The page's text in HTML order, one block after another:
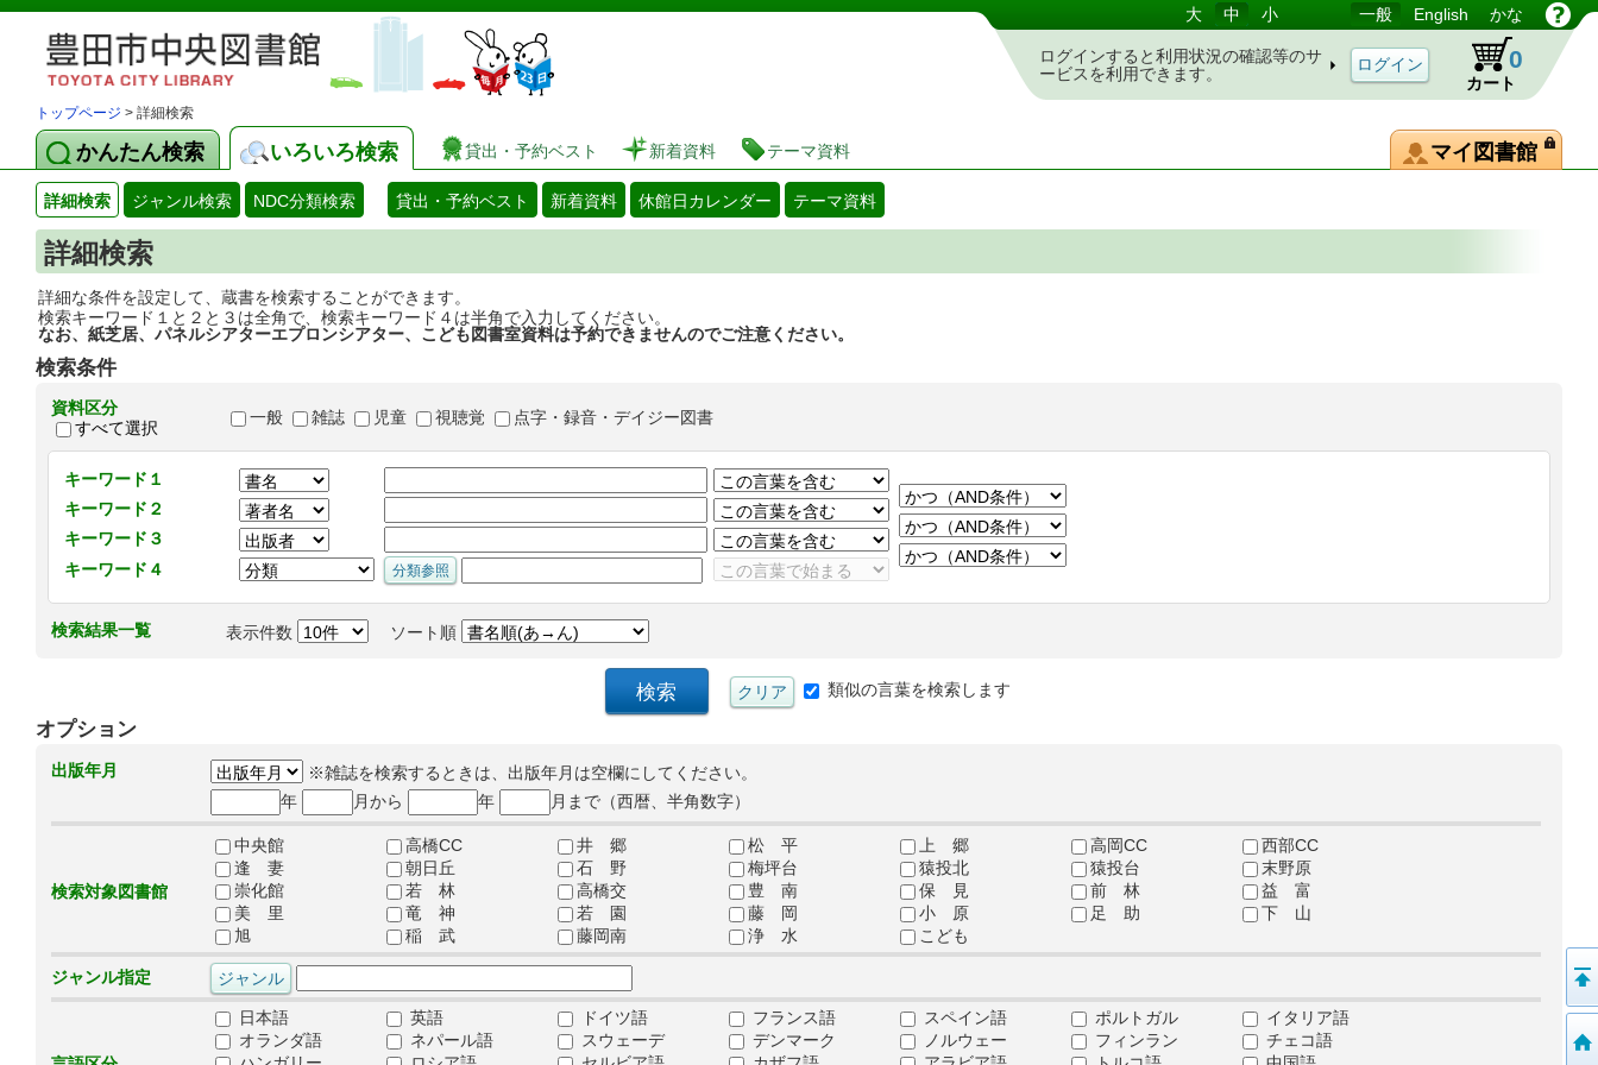
図書館 蔵書検索・予約システム 大 中 小 一般 English かな
ログインすると利用状況の確認等のサ
ービスを利用できます。
カート
0
トップページ > 詳細検索
かんたん検索 いろいろ検索 貸出・予約ベスト 新着資料 テーマ資料 マイ図書館
詳細検索 ジャンル検索 NDC分類検索 貸出・予約ベスト 新着資料 休館日カレンダー テーマ資料
詳細検索
詳細な条件を設定して、蔵書を検索することができます。
検索キーワード１と２と３は全角で、検索キーワード４は半角で入力してください。
なお、紙芝居、パネルシアターエプロンシアター、こども図書室資料は予約できませんのでご注意ください。
検索条件
資料区分
すべて選択
一般 雑誌 児童 視聴覚 点字・録音・デイジー図書
キーワード１
キーワード２
キーワード３
キーワード４
検索結果一覧 表示件数 ソート順
類似の言葉を検索します
オプション
出版年月
※雑誌を検索するときは、出版年月は空欄にしてください。
年
月から 年 月まで（西暦、半角数字）
検索対象図書館
中央館 高橋CC 井 郷 松 平 上 郷 高岡CC
西部CC
逢 妻
朝日丘 石 野 梅坪台 猿投北 猿投台
末野原
崇化館
若 林 高橋交 豊 南 保 見 前 林
益 富
美 里
竜 神 若 園 藤 岡 小 原 足 助
下 山
旭
稲 武 藤岡南 浄 水 こども
ジャンル指定
日本語 英語 ドイツ語 フランス語 スペイン語 ポルトガル
イタリア語
オランダ語
ネパール語 スウェーデ デンマーク ノルウェー フィンラン
チェコ語